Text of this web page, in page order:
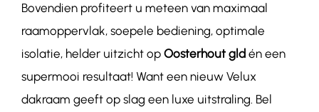
Bovendien profiteert u meteen van maximaal
raamoppervlak, soepele bediening, optimale
isolatie, helder uitzicht op Oosterhout gld én een
supermooi resultaat! Want een nieuw Velux
dakraam geeft op slag een luxe uitstraling. Bel